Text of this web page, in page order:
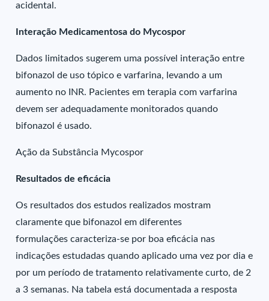
acidental.
Interação Medicamentosa do Mycospor
Dados limitados sugerem uma possível interação entre
bifonazol de uso tópico e varfarina, levando a um
aumento no INR. Pacientes em terapia com varfarina
devem ser adequadamente monitorados quando
bifonazol é usado.
Ação da Substância Mycospor
Resultados de eficácia
Os resultados dos estudos realizados mostram
claramente que bifonazol em diferentes
formulações caracteriza-se por boa eficácia nas
indicações estudadas quando aplicado uma vez por dia e
por um período de tratamento relativamente curto, de 2
a 3 semanas. Na tabela está documentada a resposta